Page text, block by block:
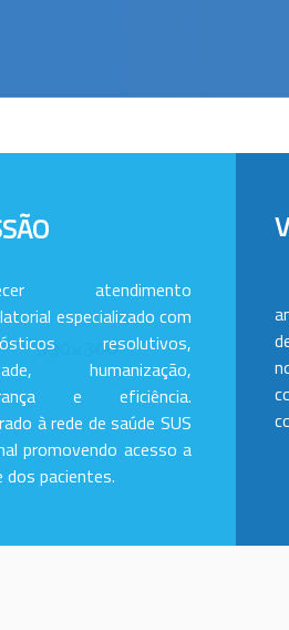
atendimento
especializado com
resolutivos,
humanização,
e eficiência.
à rede de saúde SUS
promovendo acesso a
dos pacientes.